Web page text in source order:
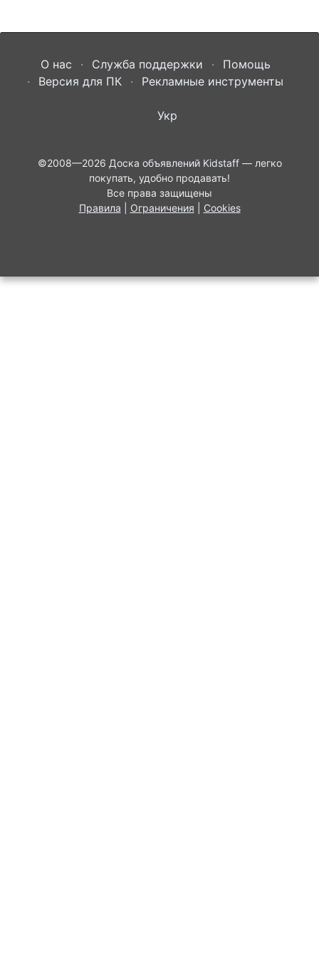
О нас Служба поддержки
Помощь
Версия для ПК
Рекламные инструменты
Укр
©2008—2026 Доска объявлений Kidstaff— легко
покупать, удобно продавать!
Все права защищены
Правила
Ограничения Cookies